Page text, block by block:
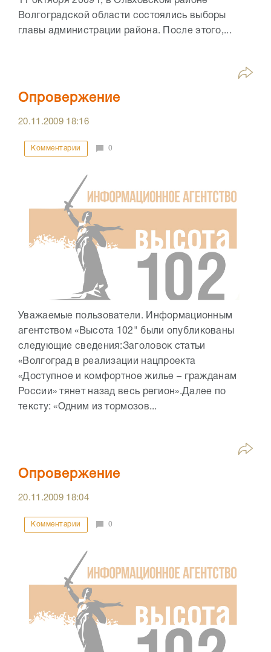
Волгоградской области состоялись выборы
главы администрации района. После этого,...
Опровержение
20.11.2009 18:16
Комментарии 0
Уважаемые пользователи. Информационным
агентством «Высота 102" были опубликованы
следующие сведения:Заголовок статьи
«Волгоград в реализации нацпроекта
«Доступное и комфортное жилье – гражданам
России» тянет назад весь регион».Далее по
тексту: «Одним из тормозов...
Опровержение
20.11.2009 18:04
Комментарии 0